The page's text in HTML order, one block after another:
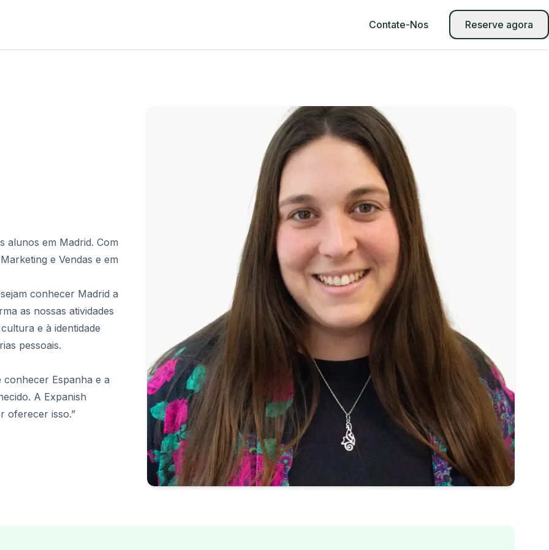
Contate-Nos Reserve agora
alunos em Madrid. Com
e Vendas e em
conhecer Madrid a
as nossas atividades
e à identidade
pessoais.
conhecer Espanha e a
A Expanish
oferecer isso.”